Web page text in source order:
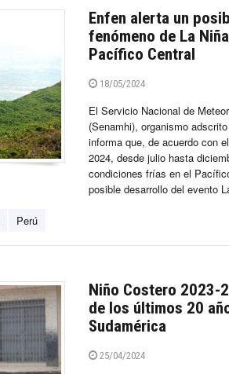
Enfen alerta un
fenómeno de La
Pacífico Central
18/05/2024
El Servicio Nacional de
(Senamhi), organismo
informa que, de acuerdo con
2024, desde julio hasta
condiciones frías en el
posible desarrollo del evento
Perú
Niño Costero 2023-
de los últimos 20
Sudamérica
25/04/2024